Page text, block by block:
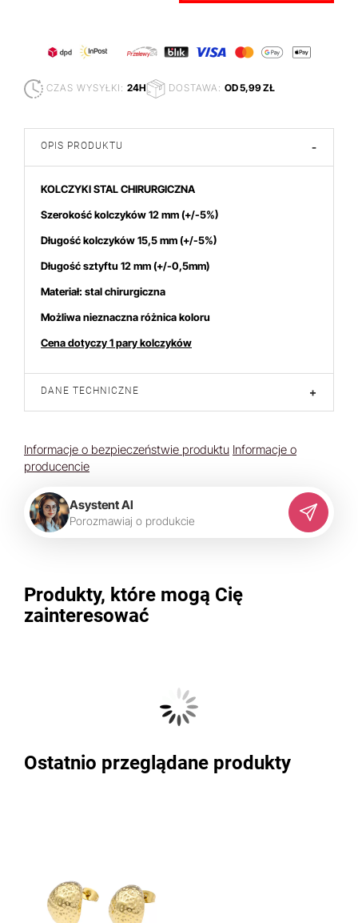
CZAS WYSYŁKI: 24H DOSTAWA: OD 5,99 ZŁ
OPIS PRODUKTU -
KOLCZYKI STAL CHIRURGICZNA
Szerokość kolczyków 12 mm (+/-5%)
Długość kolczyków 15,5 mm (+/-5%)
Długość sztyftu 12 mm (+/-0,5mm)
Materiał: stal chirurgiczna
Możliwa nieznaczna różnica koloru
Cena dotyczy 1 pary kolczyków
DANE TECHNICZNE +
Informacje o bezpieczeństwie produktu Informacje o
producencie
Asystent AI
Porozmawiaj o produkcie
Produkty, które mogą Cię
zainteresować
Ostatnio przeglądane produkty